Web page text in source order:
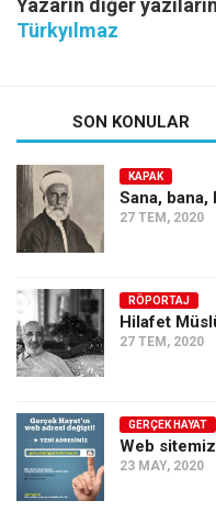
Yazarın diğer
Türkyılmaz
SON KONULAR
KAPAK
Sana,
27 TEM, 2020
RÖPORTAJ
Hilafet
27 TEM, 2020
GERÇEK HAYAT
Web
23 MAY, 2020